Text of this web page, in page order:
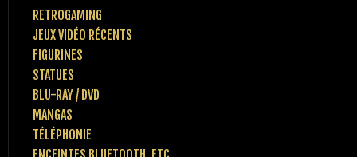
RETROGAMING
JEUX VIDÉO RÉCENTS
FIGURINES
STATUES
BLU-RAY / DVD
MANGAS
TÉLÉPHONIE